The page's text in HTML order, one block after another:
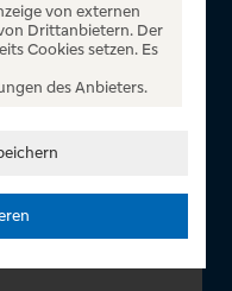
Sie Tickets für
und Shows, die
League und die
von externen
Drittanbietern. Der
Cookies setzen. Es
des Anbieters.